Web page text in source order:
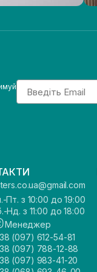
Email
Пт. з 10:00 до 19:00
Нд. з 11:00 до 18:00
Менеджер
(097) 612-54-81
(097) 788-12-88
(097) 983-41-20